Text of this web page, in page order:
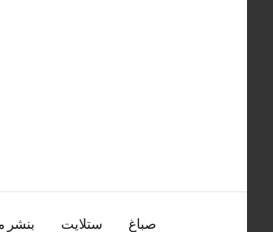
صباغ ستلايت بنشر